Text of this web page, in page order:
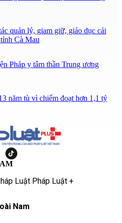
quản lý, giam giữ, giáo dục cải
Cà Mau
Pháp y tâm thần Trung ương
năm tù vì chiếm đoạt hơn 1,1 tỷ
Luật Pháp Luật +
Nam